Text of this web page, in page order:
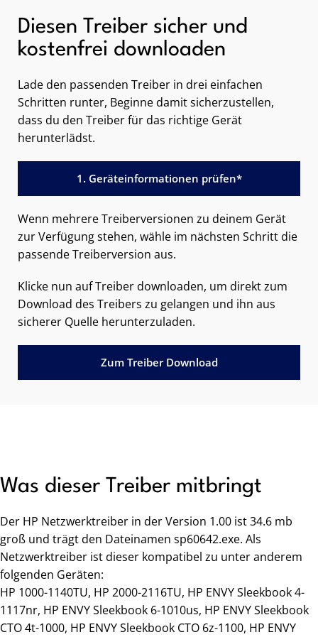
Diesen Treiber sicher und
kostenfrei downloaden
Lade den passenden Treiber in drei einfachen
Schritten runter, Beginne damit sicherzustellen,
dass du den Treiber für das richtige Gerät
herunterlädst.
1. Geräteinformationen prüfen*
Wenn mehrere Treiberversionen zu deinem Gerät
zur Verfügung stehen, wähle im nächsten Schritt die
passende Treiberversion aus.
Klicke nun auf Treiber downloaden, um direkt zum
Download des Treibers zu gelangen und ihn aus
sicherer Quelle herunterzuladen.
Zum Treiber Download
Was dieser Treiber mitbringt
Der HP Netzwerktreiber in der Version 1.00 ist 34.6 mb
groß und trägt den Dateinamen sp60642.exe. Als
Netzwerktreiber ist dieser kompatibel zu unter anderem
folgenden Geräten:
HP 1000-1140TU, HP 2000-2116TU, HP ENVY Sleekbook 4-
1117nr, HP ENVY Sleekbook 6-1010us, HP ENVY Sleekbook
CTO 4t-1000, HP ENVY Sleekbook CTO 6z-1100, HP ENVY